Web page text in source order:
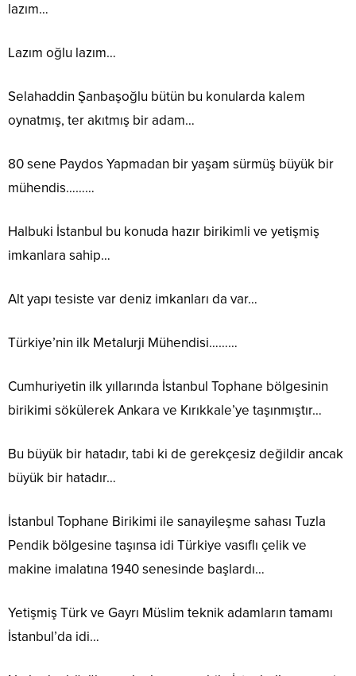
lazım…
Lazım oğlu lazım…
Selahaddin Şanbaşoğlu bütün bu konularda kalem
oynatmış, ter akıtmış bir adam…
80 sene Paydos Yapmadan bir yaşam sürmüş büyük bir
mühendis………
Halbuki İstanbul bu konuda hazır birikimli ve yetişmiş
imkanlara sahip…
Alt yapı tesiste var deniz imkanları da var…
Türkiye’nin ilk Metalurji Mühendisi………
Cumhuriyetin ilk yıllarında İstanbul Tophane bölgesinin
birikimi sökülerek Ankara ve Kırıkkale’ye taşınmıştır…
Bu büyük bir hatadır, tabi ki de gerekçesiz değildir ancak
büyük bir hatadır…
İstanbul Tophane Birikimi ile sanayileşme sahası Tuzla
Pendik bölgesine taşınsa idi Türkiye vasıflı çelik ve
makine imalatına 1940 senesinde başlardı…
Yetişmiş Türk ve Gayrı Müslim teknik adamların tamamı
İstanbul’da idi…